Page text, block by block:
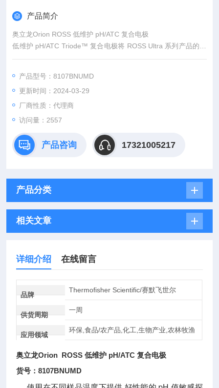
产品简介
奥立龙Orion ROSS 低维护 pH/ATC 复合电极
低维护 pH/ATC Triode™ 复合电极将 ROSS Ultra 系列产品的稳
定性、精确性和响应速度与集成式温度测量相结合。Orion ROS
污染并使该电极可与 TRIS 缓冲液兼容使用。
产品型号：8107BNUMD
更新时间：2024-03-29
厂商性质：代理商
访问量：2557
产品咨询 17321005217
产品分类
相关文章
详细介绍 在线留言
品牌
Thermofisher Scientific/赛默飞世尔
供货周期
一周
应用领域
环保,食品/农产品,化工,生物产业,农林牧渔
奥立龙Orion ROSS 低维护 pH/ATC 复合电极
货号：8107BNUMD